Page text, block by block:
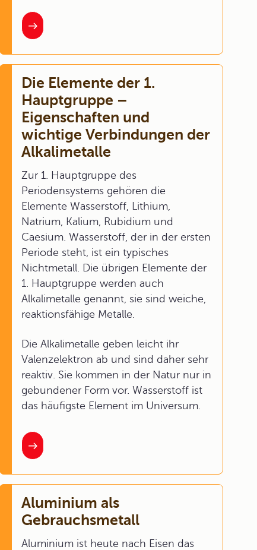
Die Elemente der 1.
Hauptgruppe –
Eigenschaften und
wichtige Verbindungen der
Alkalimetalle
Zur 1. Hauptgruppe des
Periodensystems gehören die
Elemente Wasserstoff, Lithium,
Natrium, Kalium, Rubidium und
Caesium. Wasserstoff, der in der ersten
Periode steht, ist ein typisches
Nichtmetall. Die übrigen Elemente der
1. Hauptgruppe werden auch
Alkalimetalle genannt, sie sind weiche,
reaktionsfähige Metalle.
Die Alkalimetalle geben leicht ihr
Valenzelektron ab und sind daher sehr
reaktiv. Sie kommen in der Natur nur in
gebundener Form vor. Wasserstoff ist
das häufigste Element im Universum.
Aluminium als
Gebrauchsmetall
Aluminium ist heute nach Eisen das